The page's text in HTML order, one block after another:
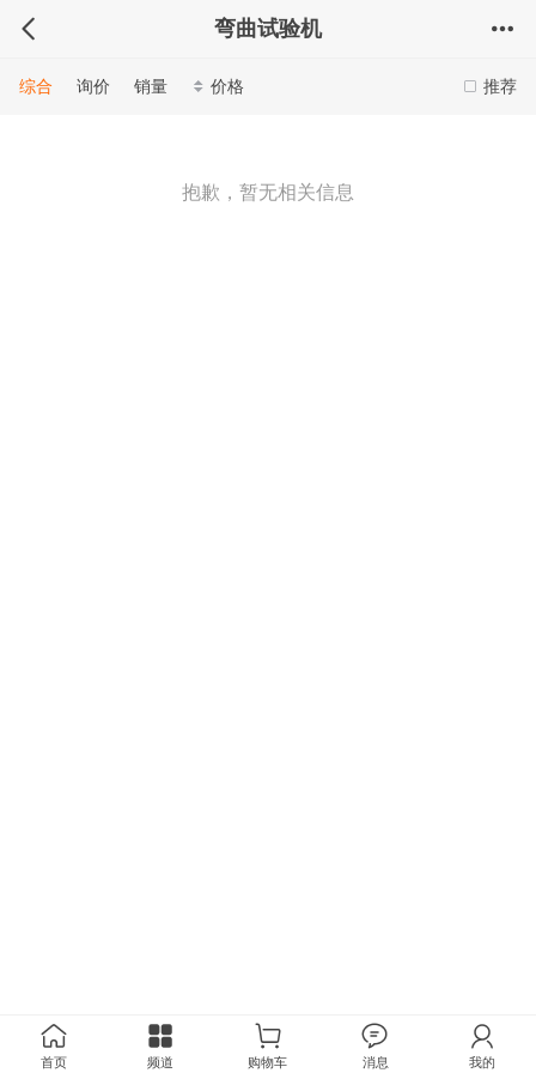
弯曲试验机
推荐
综合 询价 销量 价格
抱歉，暂无相关信息
首页 频道 购物车 消息 我的